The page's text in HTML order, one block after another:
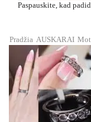
Paspauskite, kad
Pradžia AUSKARAI